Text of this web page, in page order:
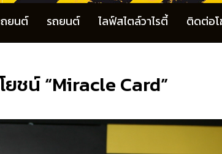
ยนต์ รถยนต์ ไลฟ์สไตล์วาไรตี้ ติดต่อ
ชน์ “Miracle Card”